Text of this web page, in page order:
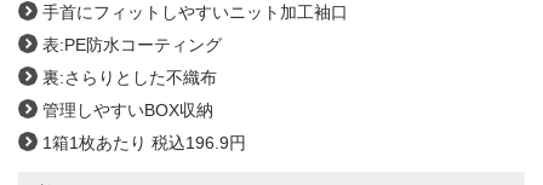
手首にフィットしやすいニット加工袖口
表:PE防水コーティング
裏:さらりとした不織布
管理しやすいBOX収納
1箱1枚あたり 税込196.9円